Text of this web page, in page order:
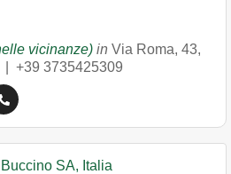
vicinanze) in Via Roma, 43,
| +39 3735425309
SA, Italia